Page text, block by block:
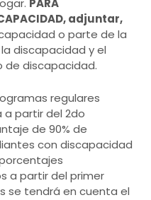
adjuntar,
o parte de la
discapacidad y el
discapacidad.
regulares
partir del 2do
de 90% de
con discapacidad
a partir del primer
se tendrá en cuenta el